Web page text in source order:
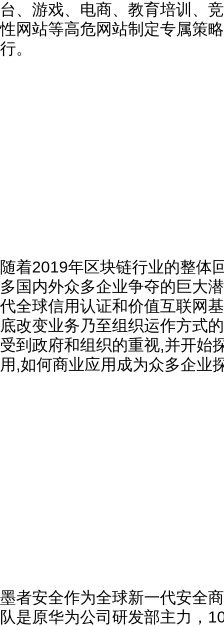
台、游戏、电商、教育培训、
性网站等高危网站制定专属策
行。
随着2019年区块链行业的整体
多国内外众多企业争夺的巨大
代全球信用认证和价值互联网
底改变业务乃至组织运作方式
受到政府和组织的重视,并开始
用,如何商业应用成为众多企业
墨者安全作为全球新一代安全
队是原华为公司研发部主力，